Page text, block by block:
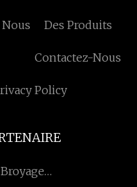
Nous Des Produits
Contactez-Nous
Policy